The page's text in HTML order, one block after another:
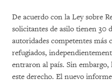
De acuerdo con la Ley sobre
solicitantes de asilo tienen 30
autoridades competentes más
refugiados,
entraron al país. Sin
este derecho. El nuevo